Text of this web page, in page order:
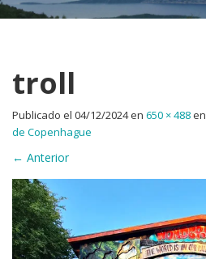
troll
Publicado el 04/12/2024en 650 × 488en
de Copenhague
← Anterior